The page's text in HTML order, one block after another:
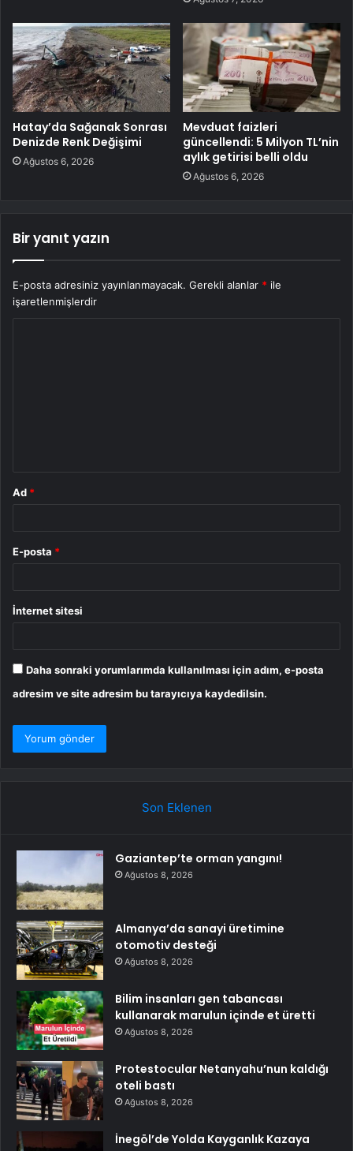
Hatay’da Sağanak Sonrası
Denizde Renk Değişimi
Ağustos 6, 2026
Mevduat faizleri
güncellendi: 5 Milyon TL’nin
aylık getirisi belli oldu
Ağustos 6, 2026
Bir yanıt yazın
E-posta adresiniz yayınlanmayacak. Gerekli alanlar * ile
işaretlenmişlerdir
Ad *
E-posta *
İnternet sitesi
Daha sonraki yorumlarımda kullanılması için adım, e-posta
adresim ve site adresim bu tarayıcıya kaydedilsin.
Son Eklenen
Gaziantep’te orman yangını!
Ağustos 8, 2026
Almanya’da sanayi üretimine
otomotiv desteği
Ağustos 8, 2026
Bilim insanları gen tabancası
kullanarak marulun içinde et üretti
Ağustos 8, 2026
Protestocular Netanyahu’nun kaldığı
oteli bastı
Ağustos 8, 2026
İnegöl’de Yolda Kayganlık Kazaya